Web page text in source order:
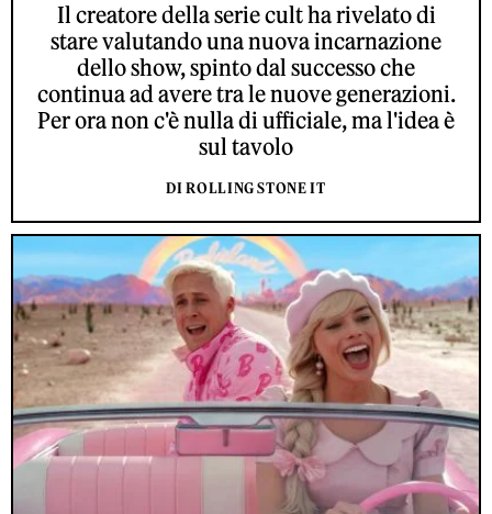
Il creatore della serie cult ha rivelato di
stare valutando una nuova incarnazione
dello show, spinto dal successo che
continua ad avere tra le nuove generazioni.
Per ora non c'è nulla di ufficiale, ma l'idea è
sul tavolo
DI ROLLING STONE IT